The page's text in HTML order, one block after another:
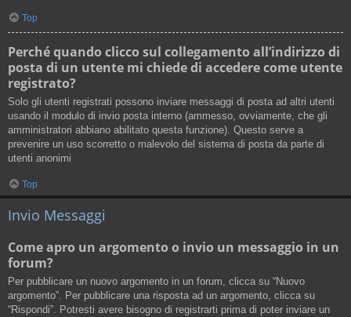
Top
Perché quando clicco sul collegamento all’indirizzo di
posta di un utente mi chiede di accedere come utente
registrato?
Solo gli utenti registrati possono inviare messaggi di posta ad altri utenti
usando il modulo di invio posta interno (ammesso, ovviamente, che gli
amministratori abbiano abilitato questa funzione). Questo serve a
prevenire un uso scorretto o malevolo del sistema di posta da parte di
utenti anonimi
Top
Invio Messaggi
Come apro un argomento o invio un messaggio in un
forum?
Per pubblicare un nuovo argomento in un forum, clicca su “Nuovo
argomento”. Per pubblicare una risposta ad un argomento, clicca su
“Rispondi”. Potresti avere bisogno di registrarti prima di poter inviare un